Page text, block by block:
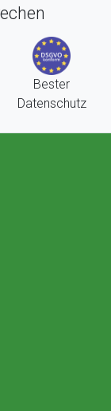
Bester
Datenschutz